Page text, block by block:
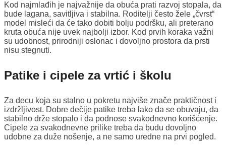
Kod najmlađih je najvažnije da obuća prati razvoj stopala, da
bude lagana, savitljiva i stabilna. Roditelji često žele „čvrst“
model misleći da će tako dobiti bolju podršku, ali preterano
kruta obuća nije uvek najbolji izbor. Kod prvih koraka važni
su udobnost, prirodniji oslonac i dovoljno prostora da prsti
nisu stegnuti.
Patike i cipele za vrtić i školu
Za decu koja su stalno u pokretu najviše znače praktičnost i
izdržljivost. Dobre dečije patike treba lako da se obuvaju, da
stabilno drže stopalo i da podnose svakodnevno korišćenje.
Cipele za svakodnevne prilike treba da budu dovoljno
udobne za duže nošenje, a ne samo uredne na prvi pogled.